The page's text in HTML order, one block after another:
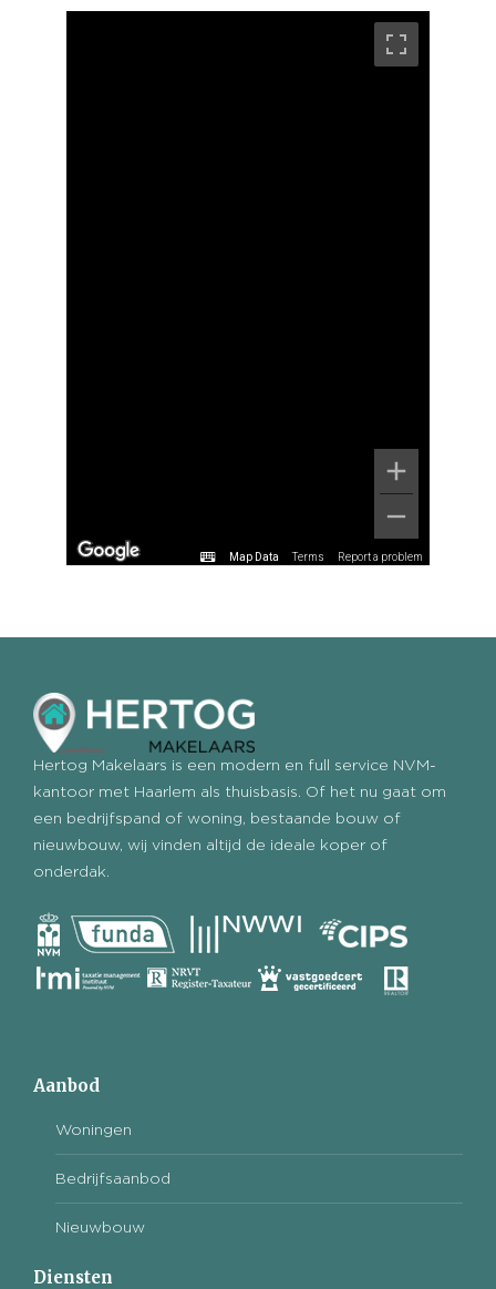
Map Data Terms Report a problem
Hertog Makelaars is een modern en full service NVM-
kantoor met Haarlem als thuisbasis. Of het nu gaat om
een bedrijfspand of woning, bestaande bouw of
nieuwbouw, wij vinden altijd de ideale koper of
onderdak.
Aanbod
Woningen
Bedrijfsaanbod
Nieuwbouw
Diensten